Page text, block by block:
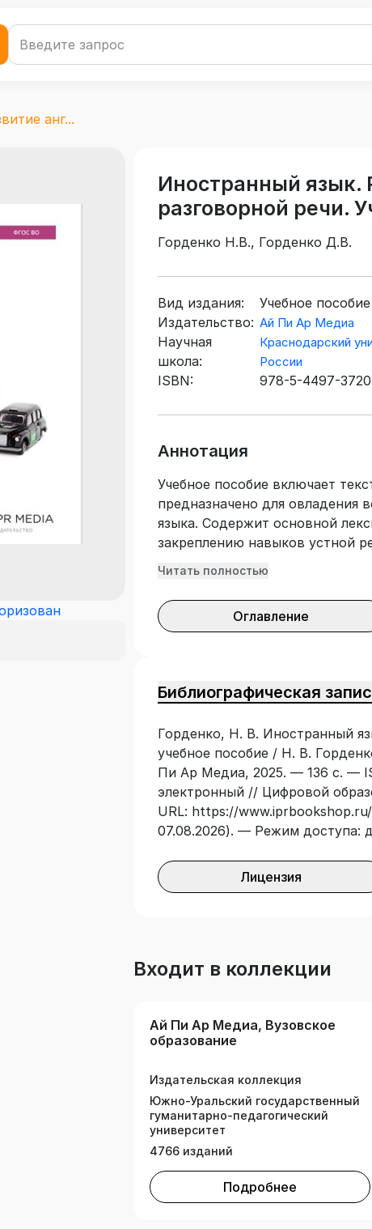
анг...
Иностранный язык.
разговорной речи.
Горденко Н.В., Горденко Д.В.
Вид издания:
Учебное пособие
Издательство: Ай Пи Ар Медиа
Научная
школа:
Краснодарский
России
ISBN: 978-5-4497-
Аннотация
Учебное пособие включает
предназначено для овладения
языка. Содержит основной
закреплению навыков устной
организация самостоятельной
компетенции студентов
разработано с учетом
Читать полностью
Оглавление
Библиографическая
Горденко, Н. В. Иностранный
учебное пособие / Н. В.
Пи Ар Медиа, 2025. — 136 с. —
электронный // Цифровой
URL: https://
07.08.2026). — Режим доступа:
Лицензия
Входит в коллекции
Ай Пи Ар Медиа, Вузовское
образование
Издательская коллекция
Южно-Уральский государственный
гуманитарно-педагогический
университет
4766 изданий
Подробнее